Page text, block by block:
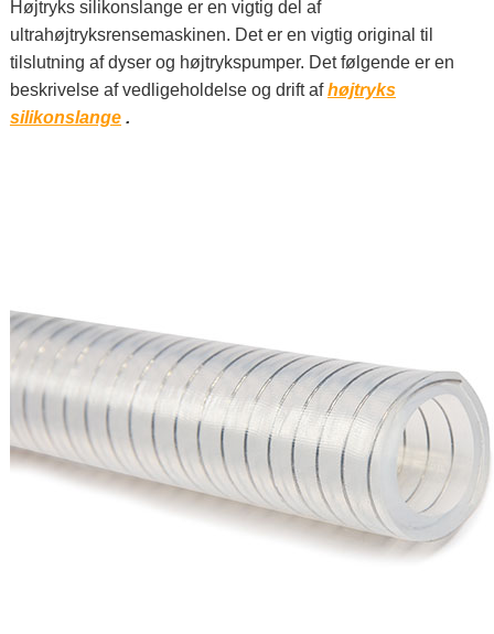
Højtryks silikonslange er en vigtig del af
ultrahøjtryksrensemaskinen. Det er en vigtig original til
tilslutning af dyser og højtrykspumper. Det følgende er en
beskrivelse af vedligeholdelse og drift afhøjtryks
silikonslange .